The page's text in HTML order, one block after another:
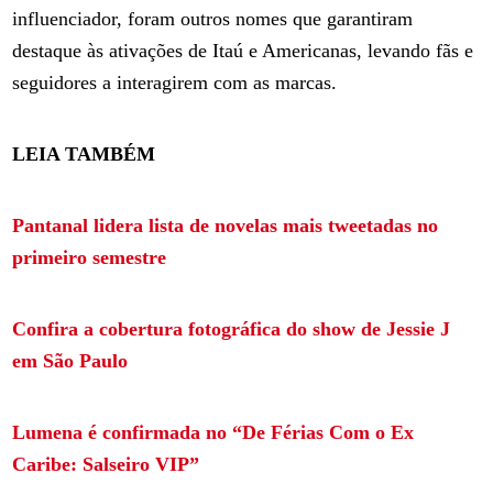
influenciador, foram outros nomes que garantiram
destaque às ativações de Itaú e Americanas, levando fãs e
seguidores a interagirem com as marcas.
LEIA TAMBÉM
Pantanal lidera lista de novelas mais tweetadas no
primeiro semestre
Confira a cobertura fotográfica do show de Jessie J
em São Paulo
Lumena é confirmada no “De Férias Com o Ex
Caribe: Salseiro VIP”